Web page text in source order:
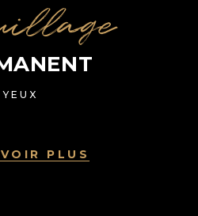
YEUX
PLUS